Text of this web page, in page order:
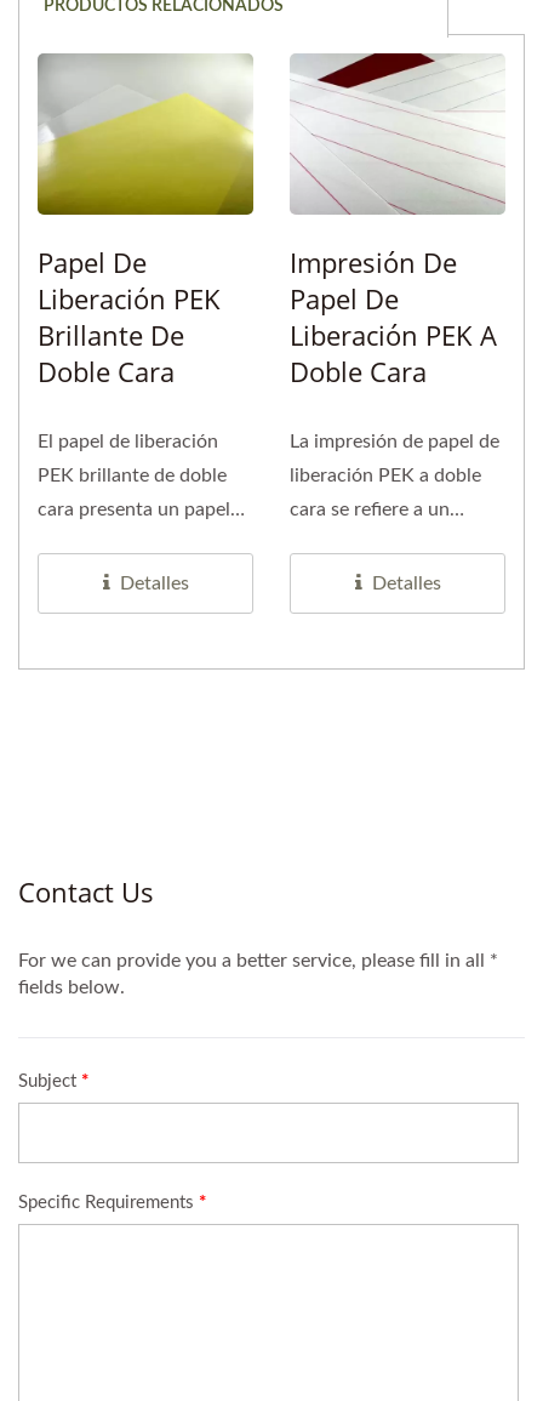
PRODUCTOS RELACIONADOS
Papel De
Liberación PEK
Brillante De
Doble Cara
El papel de liberación
PEK brillante de doble
cara presenta un papel
Detalles
Impresión De
Papel De
Liberación PEK A
Doble Cara
La impresión de papel de
liberación PEK a doble
cara se refiere a un
Detalles